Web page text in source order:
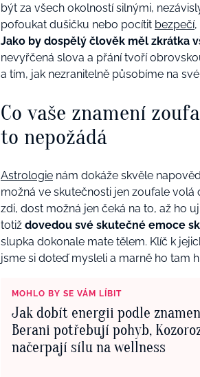
být za všech okolností silnými,
pofoukat dušičku nebo pocítit bezpečí,
Jako by dospělý člověk měl zkrátka
nevyřčená slova a přání tvoří
a tím, jak nezranitelně působíme na
Co vaše znamení
to nepožádá
Astrologie nám dokáže skvěle
možná ve skutečnosti jen zoufale
zdi, dost možná jen čeká na to, až ho
totiž dovedou své skutečné emoce
slupka dokonale mate tělem. Klíč k
jsme si doteď mysleli a marně ho tam
MOHLO BY SE VÁM LÍBIT
Jak dobít energii podle
Berani potřebují pohyb,
načerpají sílu na wellness